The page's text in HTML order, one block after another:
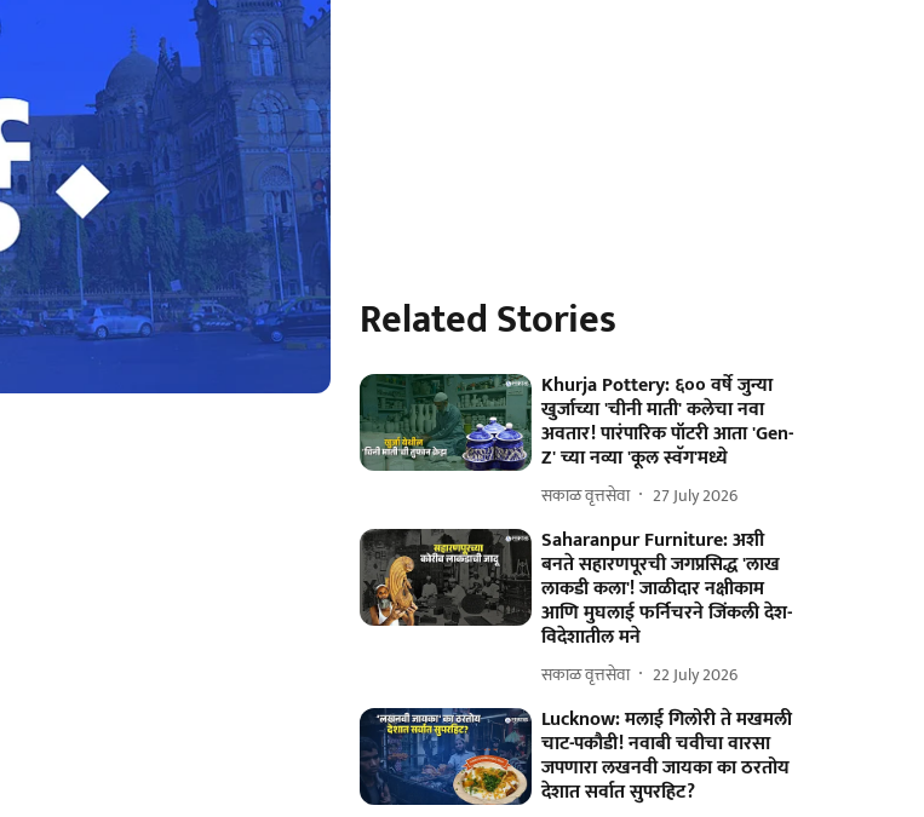
Related Stories
Khurja Pottery: ६०० वर्षे जुन्या
खुर्जाच्या 'चीनी माती' कलेचा नवा
अवतार! पारंपारिक पॉटरी आता 'Gen-
Z' च्या नव्या 'कूल स्वॅग'मध्ये
सकाळ वृत्तसेवा 27 July 2026
Saharanpur Furniture: अशी
बनते सहारणपूरची जगप्रसिद्ध 'लाख
लाकडी कला'! जाळीदार नक्षीकाम
आणि मुघलाई फर्निचरने जिंकली देश-
विदेशातील मने
सकाळ वृत्तसेवा 22 July 2026
Lucknow: मलाई गिलोरी ते मखमली
चाट-पकौडी! नवाबी चवीचा वारसा
जपणारा लखनवी जायका का ठरतोय
देशात सर्वात सुपरहिट?